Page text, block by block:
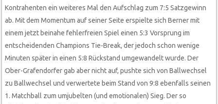
Kontrahenten ein weiteres Mal den Aufschlag zum 7:5 Satzgewinn
ab. Mit dem Momentum auf seiner Seite erspielte sich Berner mit
einem jetzt beinahe fehlerfreien Spiel einen 5:3 Vorsprung im
entscheidenden Champions Tie-Break, der jedoch schon wenige
Minuten später in einen 5:8 Rückstand umgewandelt wurde. Der
Ober-Grafendorfer gab aber nicht auf, pushte sich von Ballwechsel
zu Ballwechsel und verwertete beim Stand von 9:8 ebenfalls seinen
1. Matchball zum umjubelten (und emotionalen) Sieg. Der so